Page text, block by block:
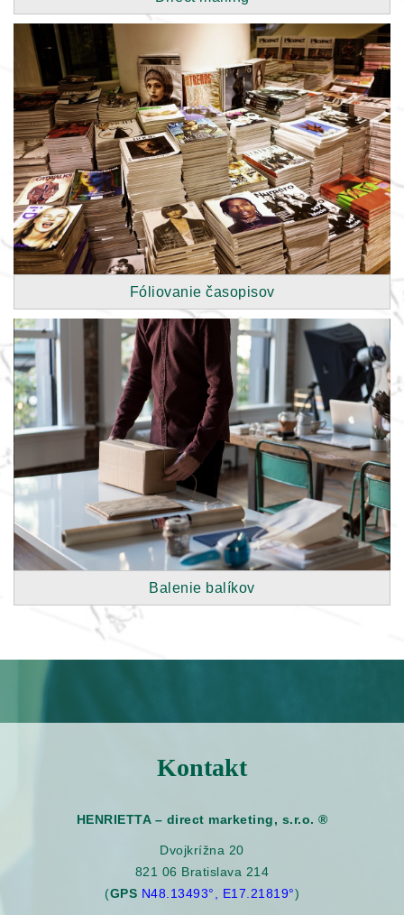
Fóliovanie časopisov
Balenie balíkov
Kontakt
HENRIETTA – direct marketing, s.r.o. ®
Dvojkrížna 20
821 06 Bratislava 214
(GPS N48.13493°, E17.21819°)